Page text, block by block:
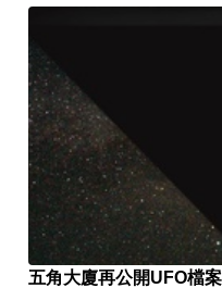
五角大廈再公開UFO檔